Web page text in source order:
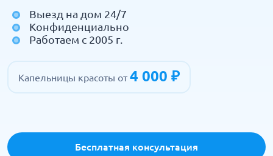
Выезд на дом 24/7
Конфиденциально
Работаем с 2005 г.
Капельницы красоты от4 000 ₽
Бесплатная консультация